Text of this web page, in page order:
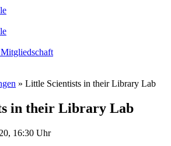
» Little Scientists in their Library Lab
in their Library Lab
16:30 Uhr